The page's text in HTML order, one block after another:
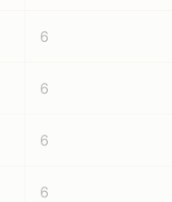
6
6
6
6